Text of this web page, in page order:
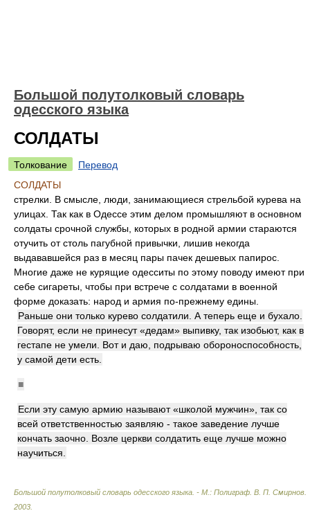
Большой полутолковый словарь
одесского языка
СОЛДАТЫ
Толкование
Перевод
СОЛДАТЫ
стрелки. В смысле, люди, занимающиеся стрельбой курева на
улицах. Так как в Одессе этим делом промышляют в основном
солдаты срочной службы, которых в родной армии стараются
отучить от столь пагубной привычки, лишив некогда
выдававшейся раз в месяц пары пачек дешевых папирос.
Многие даже не курящие одесситы по этому поводу имеют при
себе сигареты, чтобы при встрече с солдатами в военной
форме доказать: народ и армия по-прежнему едины.
Раньше они только курево солдатили. А теперь еще и бухало.
Говорят, если не принесут «дедам» выпивку, так изобьют, как в
гестапе не умели. Вот и даю, подрываю обороноспособность,
у самой дети есть.
■
Если эту самую армию называют «школой мужчин», так со
всей ответственностью заявляю - такое заведение лучше
кончать заочно. Возле церкви солдатить еще лучше можно
научиться.
Большой полутолковый словарь одесского языка. - М.: Полиграф В. П. Смирнов
2003